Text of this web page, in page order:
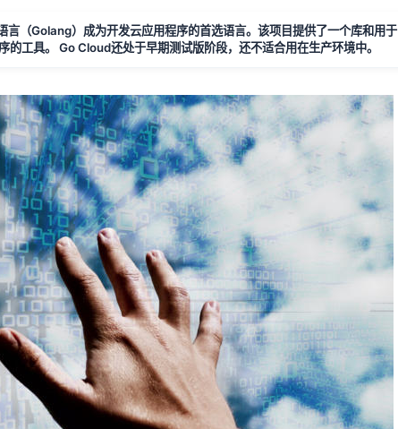
（Golang）成为开发云应用程序的首选语言。该项目提供了一个库和用于
的工具。 Go Cloud还处于早期测试版阶段，还不适合用在生产环境中。